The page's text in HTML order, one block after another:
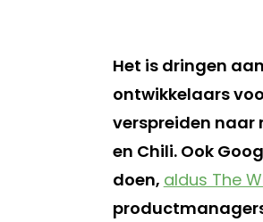
Het is dringen
ontwikkelaars
verspreiden naar
en Chili. Ook
doen, aldus The